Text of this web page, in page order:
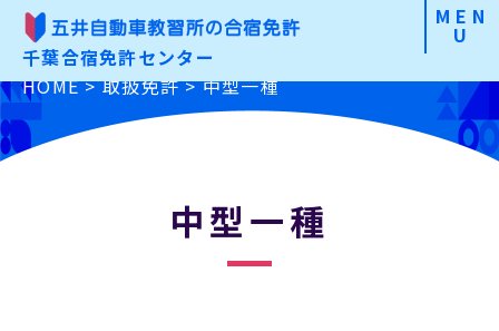
千葉合宿免許センター合宿免許の魅力
お申込みの手順
MEN
U
HOME >取扱免許 >中型一種
中型一種